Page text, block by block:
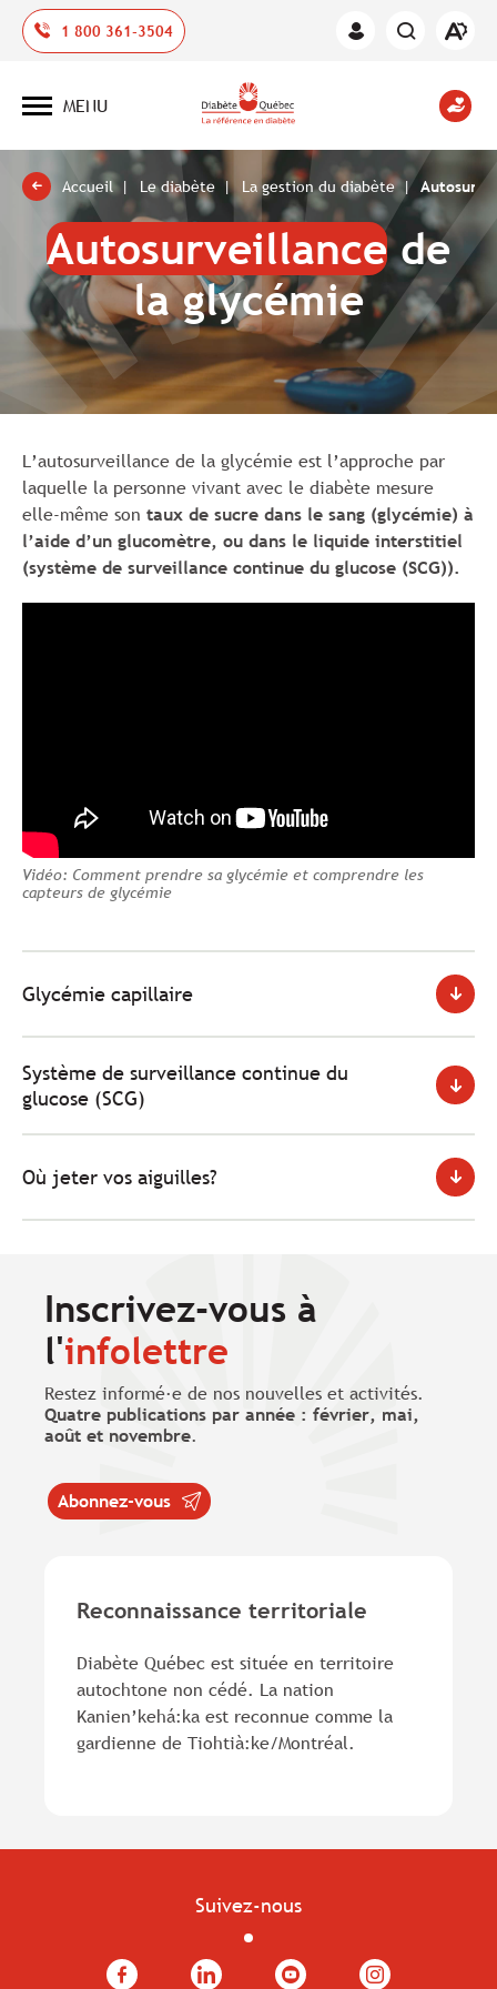
1 800 361-3504
Espace
Ouvrir
Ouvrir
site
MENU
Accueil Le diabète La gestion du diabète
Autosurveillancede
la glycémie
L’autosurveillance de la glycémie est l’approche par
laquelle la personne vivant avec le diabète mesure
elle-même son taux de sucre dans le sang (glycémie) à
l’aide d’un glucomètre, ou dans le liquide interstitiel
(système de surveillance continue du glucose (SCG)).
Vidéo: Comment prendre sa glycémie et comprendre les
capteurs de glycémie
Glycémie capillaire
Système de surveillance continue du
glucose (SCG)
Où jeter vos aiguilles?
Inscrivez-vous à
l'infolettre
Restez informé·e de nos nouvelles et activités.
Quatre publications par année : février, mai,
août et novembre.
Abonnez-vous
Reconnaissance territoriale
Diabète Québec est située en territoire
autochtone non cédé. La nation
Kanien’kehá:ka est reconnue comme la
gardienne de Tiohtià:ke/Montréal.
Suivez-nous
Facebook LinkedIn YouTube Instagram